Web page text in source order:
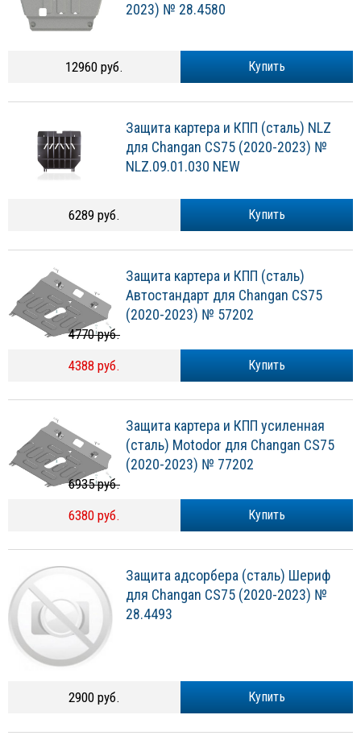
2023) № 28.4580
Купить
12960 руб.
Защита картера и КПП (сталь) NLZ
для Changan CS75 (2020-2023) №
NLZ.09.01.030 NEW
Купить
6289 руб.
Защита картера и КПП (сталь)
Автостандарт для Changan CS75
(2020-2023) № 57202
Купить
4770 руб.
4388 руб.
Защита картера и КПП усиленная
(сталь) Motodor для Changan CS75
(2020-2023) № 77202
Купить
6935 руб.
6380 руб.
Защита адсорбера (сталь) Шериф
для Changan CS75 (2020-2023) №
28.4493
Купить
2900 руб.